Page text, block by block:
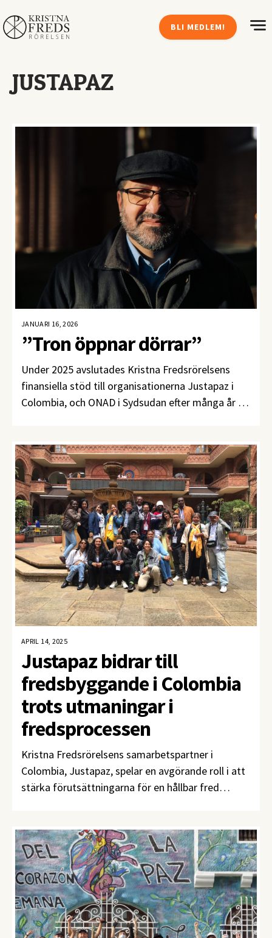
BLI MEDLEM!
JUSTAPAZ
JANUARI 16, 2026
”Tron öppnar dörrar”
Under 2025 avslutades Kristna Fredsrörelsens
finansiella stöd till organisationerna Justapaz i
Colombia, och ONAD i Sydsudan efter många år av
trosbaserad fredsorganisation och vad stödet
från Kristna Fredsrörelsen betytt.
APRIL 14, 2025
Justapaz bidrar till
fredsbyggande i Colombia
trots utmaningar i
fredsprocessen
Kristna Fredsrörelsens samarbetspartner i
Colombia, Justapaz, spelar en avgörande roll i att
stärka förutsättningarna för en hållbar fred
konfliktdrabbade regioner.